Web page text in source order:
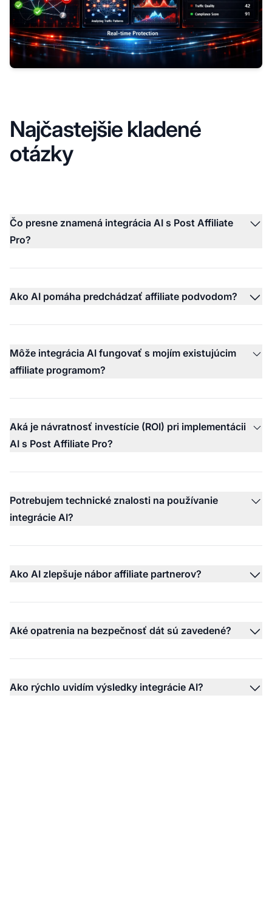
Najčastejšie kladené
otázky
Čo presne znamená integrácia AI s Post Affiliate
Pro?
Ako AI pomáha predchádzať affiliate podvodom?
Môže integrácia AI fungovať s mojím existujúcim
affiliate programom?
Aká je návratnosť investície (ROI) pri implementácii
AI s Post Affiliate Pro?
Potrebujem technické znalosti na používanie
integrácie AI?
Ako AI zlepšuje nábor affiliate partnerov?
Aké opatrenia na bezpečnosť dát sú zavedené?
Ako rýchlo uvidím výsledky integrácie AI?